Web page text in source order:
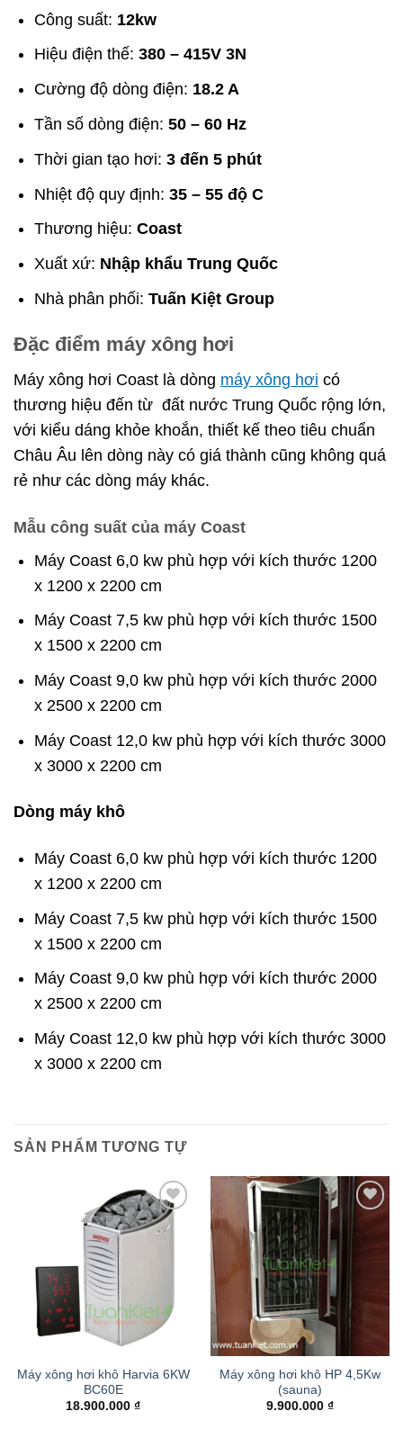
Công suất: 12kw
Hiệu điện thế:380 – 415V 3N
Cường độ dòng điện: 18.2 A
Tần số dòng điện:50 – 60 Hz
Thời gian tạo hơi: 3 đến 5 phút
Nhiệt độ quy định:35 – 55 độ C
Thương hiệu:Coast
Xuất xứ: Nhập khẩu Trung Quốc
Nhà phân phối:Tuấn Kiệt Group
Đặc điểm máy xông hơi
Máy xông hơi Coast là dòng máy xông hơi có
thương hiệu đến từ đất nước Trung Quốc rộng lớn,
với kiểu dáng khỏe khoắn, thiết kế theo tiêu chuẩn
Châu Âu lên dòng này có giá thành cũng không quá
rẻ như các dòng máy khác.
Mẫu công suất của máy Coast
Máy Coast 6,0 kw phù hợp với kích thước 1200
x 1200 x 2200 cm
Máy Coast 7,5 kw phù hợp với kích thước 1500
x 1500 x 2200 cm
Máy Coast 9,0 kw phù hợp với kích thước 2000
x 2500 x 2200 cm
Máy Coast 12,0 kw phù hợp với kích thước 3000
x 3000 x 2200 cm
Dòng máy khô
Máy Coast 6,0 kw phù hợp với kích thước 1200
x 1200 x 2200 cm
Máy Coast 7,5 kw phù hợp với kích thước 1500
x 1500 x 2200 cm
Máy Coast 9,0 kw phù hợp với kích thước 2000
x 2500 x 2200 cm
Máy Coast 12,0 kw phù hợp với kích thước 3000
x 3000 x 2200 cm
SẢN PHẨM TƯƠNG TỰ
Add to
wishlist
Máy xông hơi khô Harvia 6KW
BC60E
18.900.000 ₫
Máy xông hơi khô HP 4,5Kw
(sauna)
9.900.000 ₫